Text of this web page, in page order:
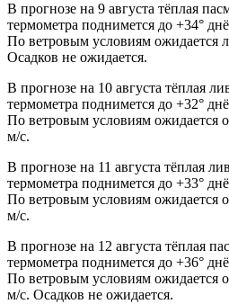
В прогнозе на 9 августа тёплая
термометра поднимется до +34°
По ветровым условиям ожидается
Осадков не ожидается.
В прогнозе на 10 августа тёплая
термометра поднимется до +32°
По ветровым условиям ожидается
м/с.
В прогнозе на 11 августа тёплая
термометра поднимется до +33°
По ветровым условиям ожидается
м/с.
В прогнозе на 12 августа тёплая
термометра поднимется до +36°
По ветровым условиям ожидается
м/с. Осадков не ожидается.